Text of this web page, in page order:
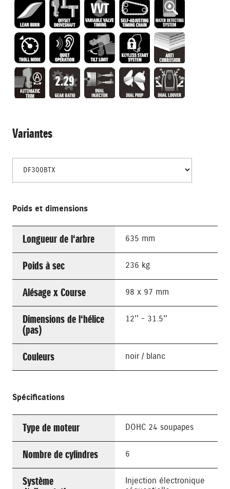
Variantes
Poids et dimensions
Longueur de l‘arbre 635 mm
Poids à sec 236 kg
Alésage x Course 98 x 97 mm
Dimensions de l‘hélice
(pas)
12'' - 31.5''
Couleurs noir / blanc
Spécifications
Type de moteur DOHC 24 soupapes
Nombre de cylindres 6
Système
Injection électronique